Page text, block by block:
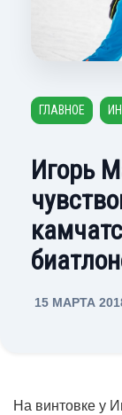
ГЛАВНОЕ
Игорь
15 МАРТА
На винтовке у